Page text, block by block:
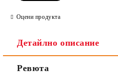
Оцени продукта
Детайлно описание
Ревюта